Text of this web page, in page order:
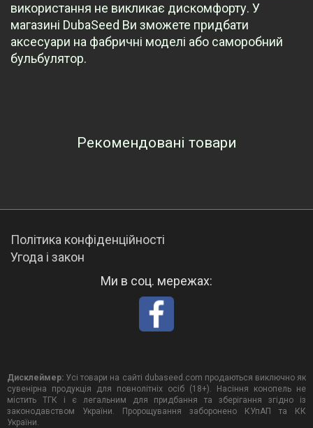
використання не викликає дискомфорту. У
магазині DubaSeed Ви зможете придбати
аксесуари на фабричні моделі або саморобний
бульбулятор.
Рекомендовані товари
Політика конфіденційності
Угода і закон
Ми в соц. мережах:
Дисклеймер: Усі товари на сайті dubaseed.com продаються виключно як
сувенірна продукція для повнолітніх осіб (18+). Насіння конопель не
містить ТГК і є легальним для придбання та зберігання згідно із
законодавством України. Пророщування заборонено КУпАП та КК
України.